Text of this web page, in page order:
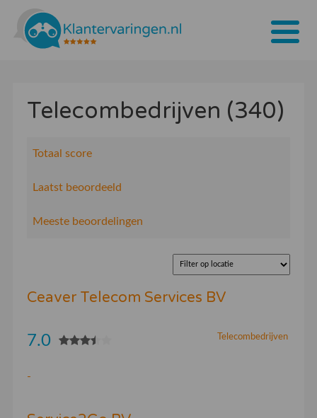
Tarieven
Inloggen
Telecombedrijven (340)
Totaal score
Laatst beoordeeld
Meeste beoordelingen
Ceaver Telecom Services BV
Telecombedrijven
7.0
-